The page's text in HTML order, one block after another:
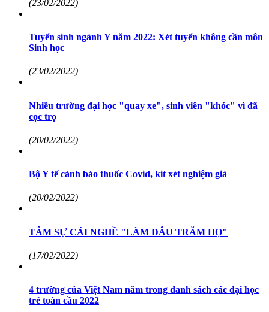
(23/02/2022)
Tuyển sinh ngành Y năm 2022: Xét tuyển không cần môn
Sinh học
(23/02/2022)
Nhiều trường đại học "quay xe", sinh viên "khóc" vì đã
cọc trọ
(20/02/2022)
Bộ Y tế cảnh báo thuốc Covid, kit xét nghiệm giả
(20/02/2022)
TÂM SỰ CÁI NGHỀ "LÀM DÂU TRĂM HỌ"
(17/02/2022)
4 trường của Việt Nam nằm trong danh sách các đại học
trẻ toàn cầu 2022